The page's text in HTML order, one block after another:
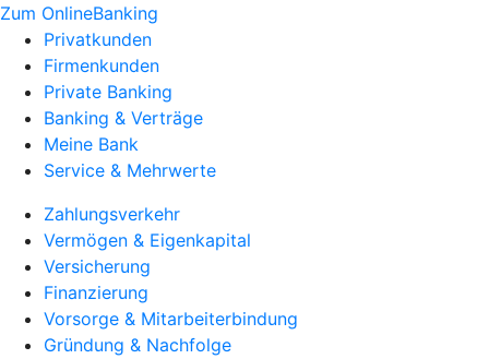
Zum OnlineBanking
Privatkunden
Firmenkunden
Private Banking
Banking & Verträge
Meine Bank
Service & Mehrwerte
Zahlungsverkehr
Vermögen & Eigenkapital
Versicherung
Finanzierung
Vorsorge & Mitarbeiterbindung
Gründung & Nachfolge